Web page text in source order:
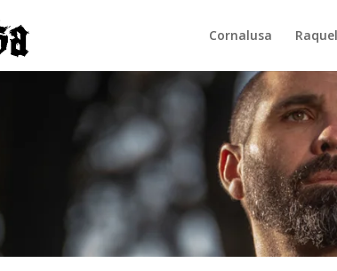
Cornalusa Raquel